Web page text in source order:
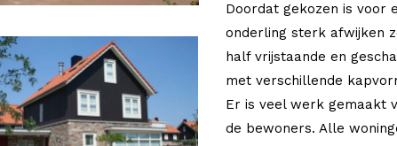
Doordat gekozen is voor
onderling sterk afwijken
half vrijstaande en
met verschillende
Er is veel werk gemaakt
de bewoners. Alle